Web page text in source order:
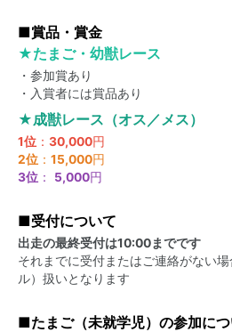
■賞品・賞金
★たまご・幼獣レース
・参加賞あり
・入賞者には賞品あり
★成獣レース（オス／メス）
1位 ： 30,000円
2位 ： 15,000円
3位 ： 5,000円
■受付について
出走の最終受付は10:00までです
それまでに受付またはご連絡がない
ル）扱いとなります
■たまご（未就学児）の参加に